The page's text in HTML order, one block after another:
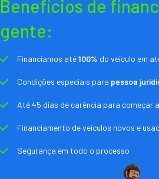
Benefícios de
gente:
Financiamos até100% do veículo em
Condições especiais para pessoa
Até 45 dias de carência para começar
Financiamento de veículos novos e
Segurança em todo o processo